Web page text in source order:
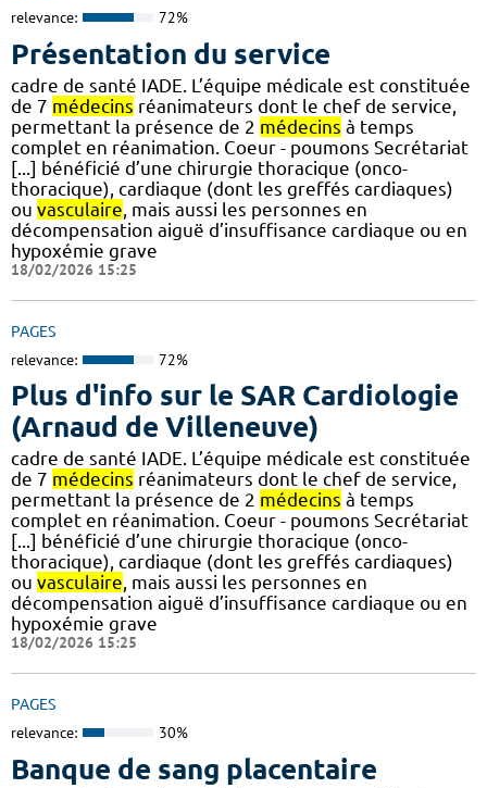
relevance: 72%
Présentation du service
cadre de santé IADE. L’équipe médicale est constituée
de 7 médecins réanimateurs dont le chef de service,
permettant la présence de 2 médecins à temps
complet en réanimation. Coeur - poumons Secrétariat
[...] bénéficié d’une chirurgie thoracique (onco-
thoracique), cardiaque (dont les greffés cardiaques)
ou vasculaire , mais aussi les personnes en
décompensation aiguë d’insuffisance cardiaque ou en
hypoxémie grave
18/02/2026 15:25
PAGES
relevance: 72%
Plus d'info sur le SAR Cardiologie
(Arnaud de Villeneuve)
cadre de santé IADE. L’équipe médicale est constituée
de 7 médecins réanimateurs dont le chef de service,
permettant la présence de 2 médecins à temps
complet en réanimation. Coeur - poumons Secrétariat
[...] bénéficié d’une chirurgie thoracique (onco-
thoracique), cardiaque (dont les greffés cardiaques)
ou vasculaire, mais aussi les personnes en
décompensation aiguë d’insuffisance cardiaque ou en
hypoxémie grave
18/02/2026 15:25
PAGES
relevance: 30%
Banque de sang placentaire